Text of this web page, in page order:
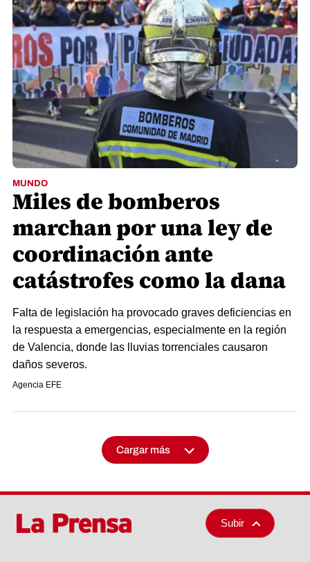
MUNDO
Miles de bomberos
marchan por una ley de
coordinación ante
catástrofes como la dana
Falta de legislación ha provocado graves deficiencias en
la respuesta a emergencias, especialmente en la región
de Valencia, donde las lluvias torrenciales causaron
daños severos.
Agencia EFE
Cargar más
Subir